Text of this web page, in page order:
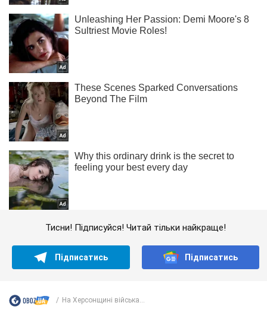
Тисни! Підписуйся! Читай тільки найкраще!
Підписатись Підписатись
На Херсонщині війська...